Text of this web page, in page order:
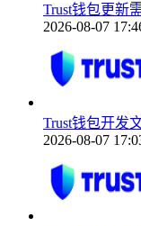
Trust钱包更新
2026-08-07
Trust钱包开发
2026-08-07